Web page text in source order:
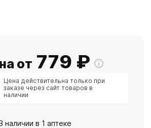
от 779 ₽
Цена действительна только при
заказе через сайт товаров в
наличии
наличии в 1 аптеке